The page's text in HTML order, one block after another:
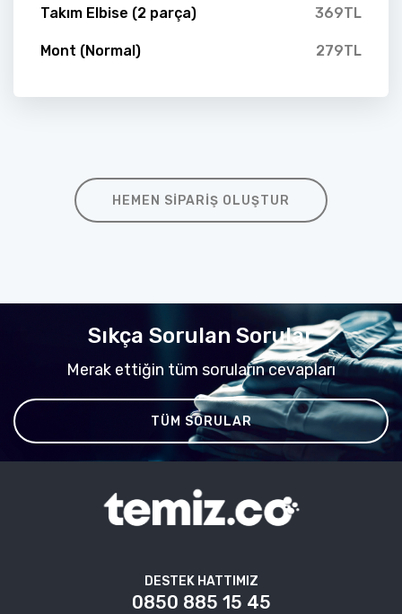
Takım Elbise (2 parça) 369TL
Mont (Normal) 279TL
HEMEN SIPARIŞ OLUŞTUR
Sıkça Sorulan Sorular
Merak ettiğin tüm soruların cevapları
TÜM SORULAR
DESTEK HATTIMIZ
0850 885 15 45